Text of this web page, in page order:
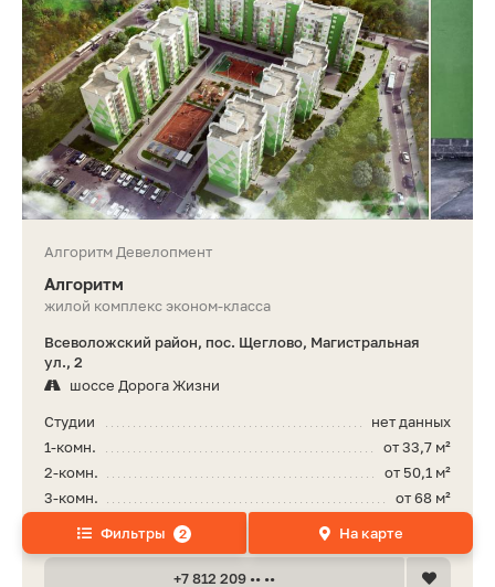
Алгоритм Девелопмент
Алгоритм
жилой комплекс эконом-класса
Всеволожский район, пос. Щеглово, Магистральная
ул., 2
шоссе Дорога Жизни
нет данных
Студии
от 33,7 м²
1-комн.
от 50,1 м²
2-комн.
от 68 м²
3-комн.
4-комн.
+7 812 209 •• ••
Фильтры 2 На карте